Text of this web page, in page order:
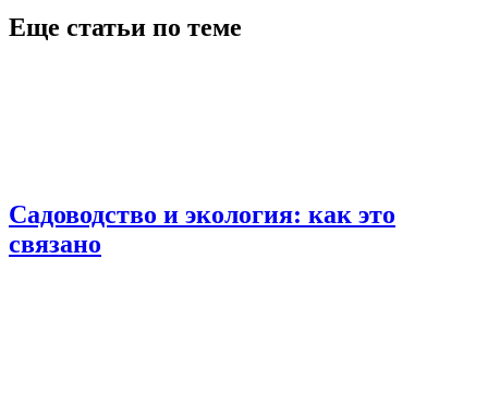
Еще статьи по теме
Садоводство и экология: как это
связано